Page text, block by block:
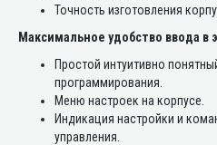
Точность изготовления
Максимальное удобство ввода в
Простой интуитивно
программирования.
Меню настроек на корпусе.
Индикация настройки и
управления.